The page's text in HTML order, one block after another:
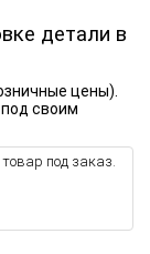
детали в
цены).
своим
под заказ.